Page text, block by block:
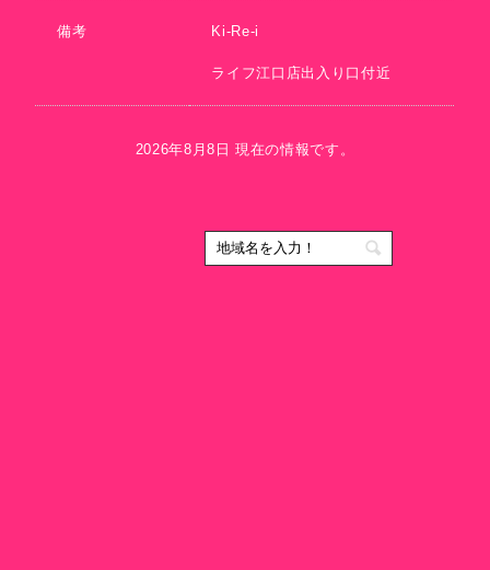
備考 Ki-Re-i
ライフ江口店出入り口付近
2026年8月8日 現在の情報です。